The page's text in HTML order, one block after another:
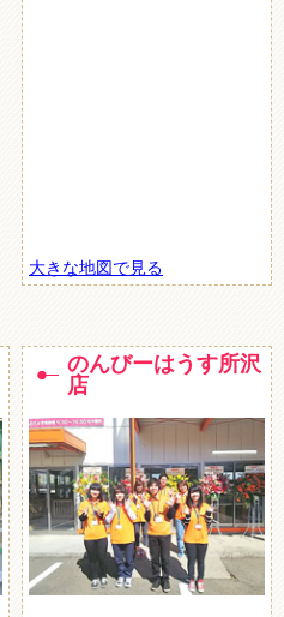
大きな地図で見る
のんびーはうす所沢
店